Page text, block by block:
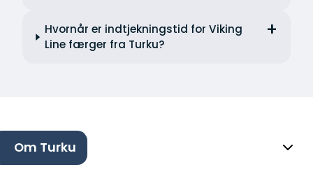
Hvornår er indtjekningstid for Viking
Line færger fra Turku?
Om Turku